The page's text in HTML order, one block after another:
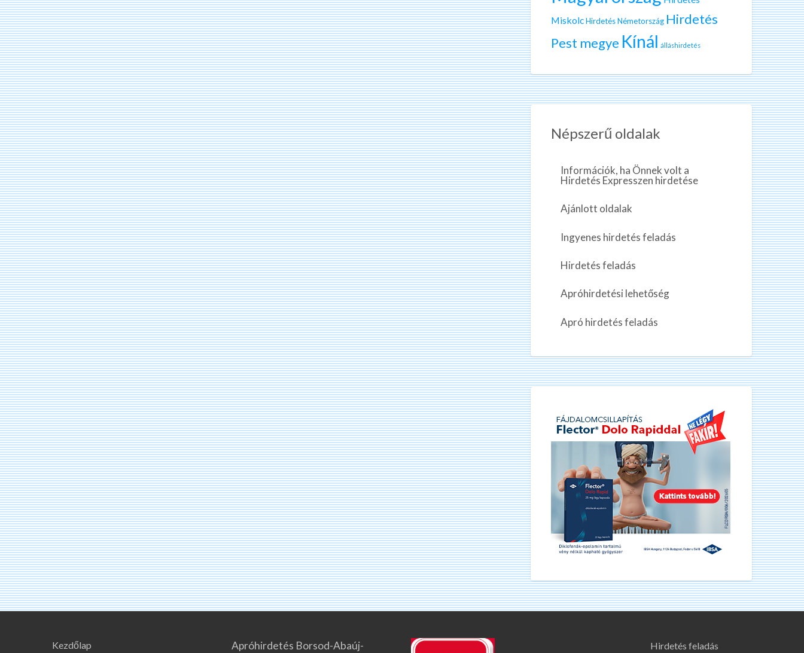
MiskolcHirdetés Németország Hirdetés
Pest megye Kínál álláshirdetés
Népszerű oldalak
Információk, ha Önnek volt a
Hirdetés Expresszen hirdetése
Ajánlott oldalak
Ingyenes hirdetés feladás
Hirdetés feladás
Apróhirdetési lehetőség
Apró hirdetés feladás
Kezdőlap
Apróhirdetés Borsod-Abaúj-
Hirdetés feladás